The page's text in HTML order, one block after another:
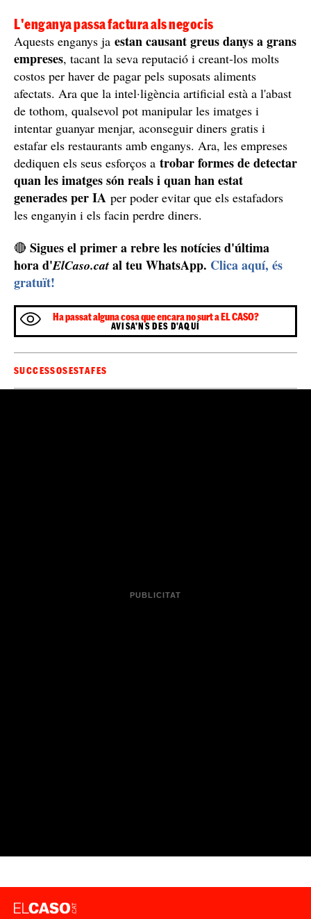
L'enganya passa factura als negocis
Aquests enganys ja estan causant greus danys a grans
empreses, tacant la seva reputació i creant-los molts
costos per haver de pagar pels suposats aliments
afectats. Ara que la intel·ligència artificial està a l'abast
de tothom, qualsevol pot manipular les imatges i
intentar guanyar menjar, aconseguir diners gratis i
estafar els restaurants amb enganys. Ara, les empreses
dediquen els seus esforços a trobar formes de detectar
quan les imatges són reals i quan han estat
generades per IA per poder evitar que els estafadors
les enganyin i els facin perdre diners.
🔴 Sigues el primer a rebre les notícies d'última
hora d'ElCaso.cat al teu WhatsApp. Clica aquí, és
gratuït!
Ha passat alguna cosa que encara no surt a EL CASO?
AVISA'NS DES D'AQUÍ
SUCCESSOSESTAFES